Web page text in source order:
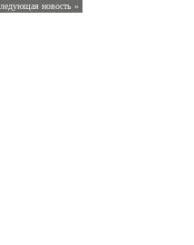
новость »